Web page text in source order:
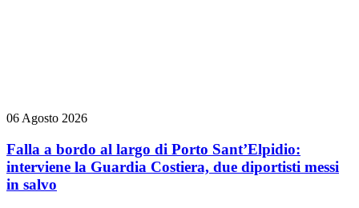
06 Agosto 2026
Falla a bordo al largo di Porto Sant’Elpidio:
interviene la Guardia Costiera, due diportisti messi
in salvo